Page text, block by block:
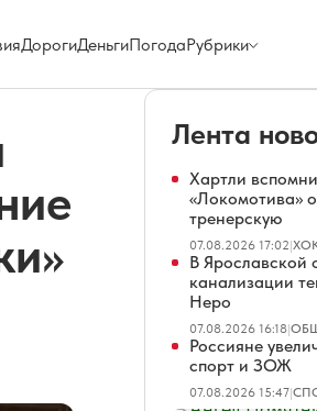
ДорогиДеньгиПогодаРубрики
Лента
Хартли
«Локомотива»
тренерскую
07.08.2026 17:02|
В Ярославской
канализации
Неро
07.08.2026 16:18|
Россияне
спорт и ЗОЖ
07.08.2026 15:47|